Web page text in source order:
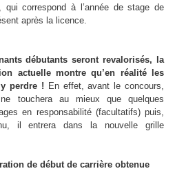
correspond à l’année de stage de
après la licence.
débutants seront revalorisés, la
actuelle montre qu’en réalité les
perdre ! En effet, avant le concours,
touchera au mieux que quelques
en responsabilité (facultatifs) puis,
il entrera dans la nouvelle grille
de début de carrière obtenue